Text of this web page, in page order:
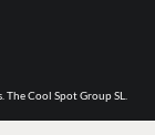
Cool Spot Group SL.